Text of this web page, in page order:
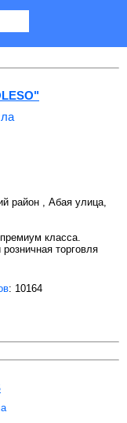
район , Абая улица,
класса.
торговля
: 10164